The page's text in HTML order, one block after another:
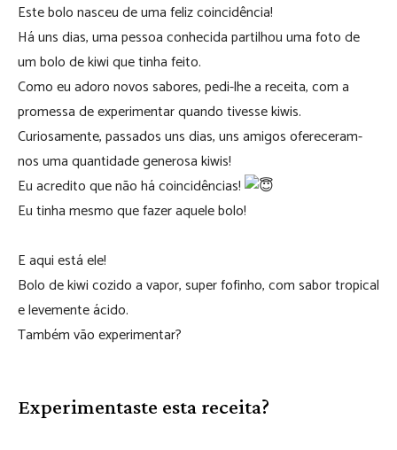
Este bolo nasceu de uma feliz coincidência!
Há uns dias, uma pessoa conhecida partilhou uma foto de
um bolo de kiwi que tinha feito.
Como eu adoro novos sabores, pedi-lhe a receita, com a
promessa de experimentar quando tivesse kiwis.
Curiosamente, passados uns dias, uns amigos ofereceram-
nos uma quantidade generosa kiwis!
Eu acredito que não há coincidências!
Eu tinha mesmo que fazer aquele bolo!
E aqui está ele!
Bolo de kiwi cozido a vapor, super fofinho, com sabor tropical
e levemente ácido.
Também vão experimentar?
Experimentaste esta receita?